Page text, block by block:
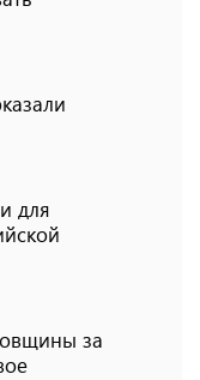
для
за